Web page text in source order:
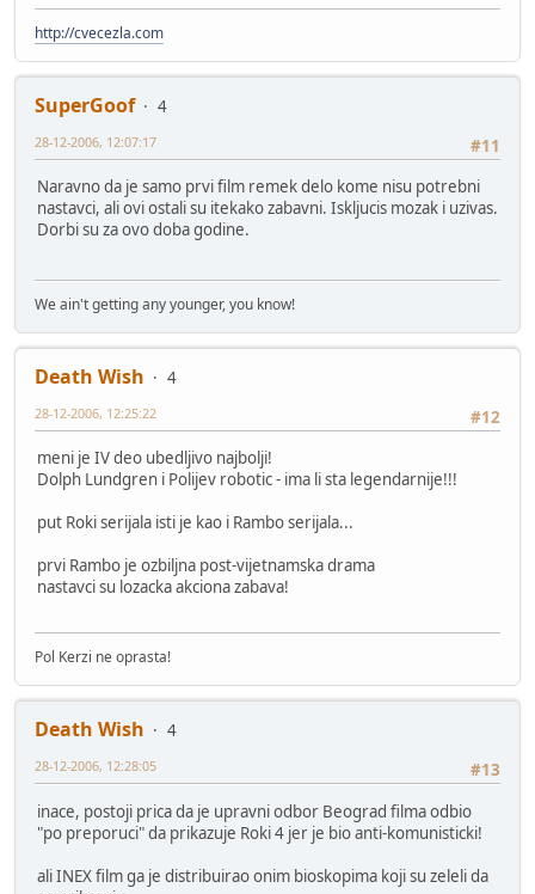
http://cvecezla.com
SuperGoof
4
#11
28-12-2006, 12:07:17
Naravno da je samo prvi film remek delo kome nisu potrebni
nastavci, ali ovi ostali su itekako zabavni. Iskljucis mozak i uzivas.
Dorbi su za ovo doba godine.
We ain't getting any younger, you know!
Death Wish
4
#12
28-12-2006, 12:25:22
meni je IV deo ubedljivo najbolji!
Dolph Lundgren i Polijev robotic - ima li sta legendarnije!!!
put Roki serijala isti je kao i Rambo serijala...
prvi Rambo je ozbiljna post-vijetnamska drama
nastavci su lozacka akciona zabava!
Pol Kerzi ne oprasta!
Death Wish
4
#13
28-12-2006, 12:28:05
inace, postoji prica da je upravni odbor Beograd filma odbio
"po preporuci" da prikazuje Roki 4 jer je bio anti-komunisticki!
ali INEX film ga je distribuirao onim bioskopima koji su zeleli da